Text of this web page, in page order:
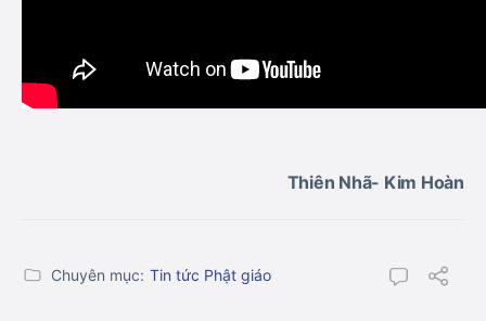
Thiên Nhã- Kim Hoàn
Chuyên mục: Tin tức Phật giáo